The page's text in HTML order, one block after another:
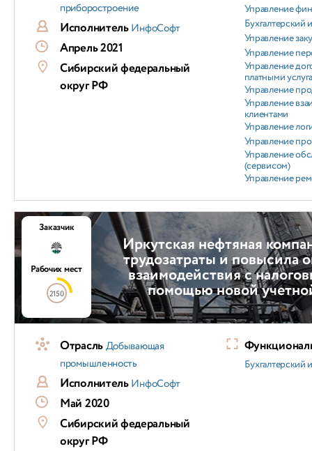
приборостроение
ИсполнительИнфоСофт
Апрель 2021
Сибирский федеральный
округ РФ
Управление
Бухгалтерский
Управление
Управление
Управление
платными
Управление
Управление
клиентами
Управление
Управление
Управление
(сервисом)
Управление
Иркутская нефтяная
трудозатраты и повысила
взаимодействия с
помощью новой
Заказчик
Рабочих мест
2150
ОтрасльДобывающая
промышленность
ИсполнительИнфоСофт
Май 2020
Сибирский федеральный
округ РФ
Бухгалтерский